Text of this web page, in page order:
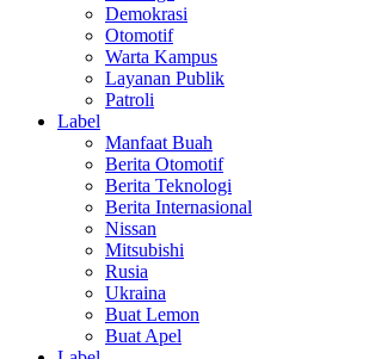
Demokrasi
Otomotif
Warta Kampus
Layanan Publik
Patroli
Label
Manfaat Buah
Berita Otomotif
Berita Teknologi
Berita Internasional
Nissan
Mitsubishi
Rusia
Ukraina
Buat Lemon
Buat Apel